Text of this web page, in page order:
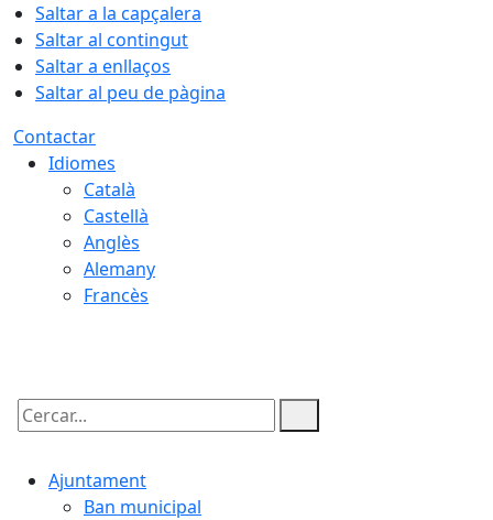
Saltar a la capçalera
Saltar al contingut
Saltar a enllaços
Saltar al peu de pàgina
Contactar
Idiomes
Català
Castellà
Anglès
Alemany
Francès
Cercar:
Ajuntament
Ban municipal